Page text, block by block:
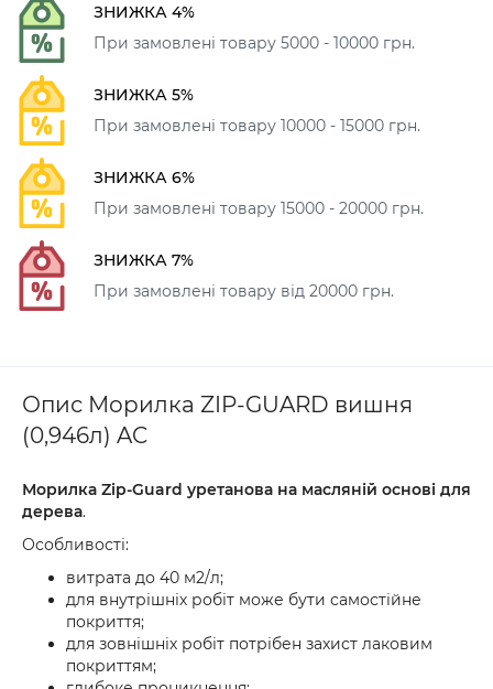
ЗНИЖКА 4%
При замовлені товару 5000 - 10000 грн.
ЗНИЖКА 5%
При замовлені товару 10000 - 15000 грн.
ЗНИЖКА 6%
При замовлені товару 15000 - 20000 грн.
ЗНИЖКА 7%
При замовлені товару від 20000 грн.
Опис Морилка ZIP-GUARD вишня
(0,946л) AC
Морилка Zip-Guard уретанова на масляній основі для
дерева.
Особливості:
витрата до 40 м2/л;
для внутрішніх робіт може бути самостійне
покриття;
для зовнішніх робіт потрібен захист лаковим
покриттям;